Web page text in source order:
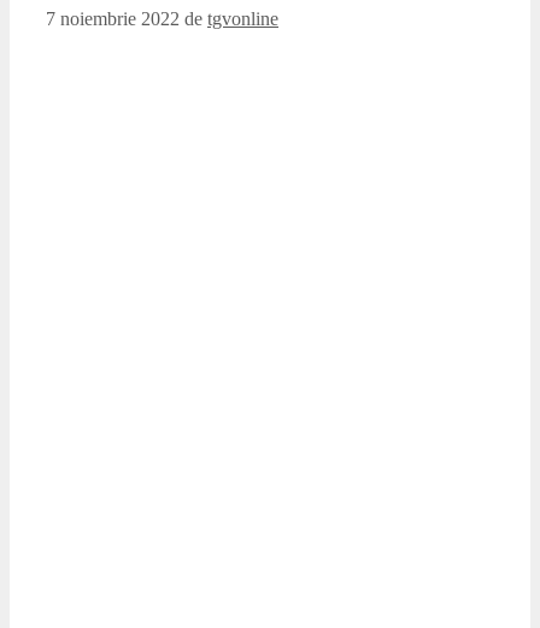
7 noiembrie 2022 de tgvonline